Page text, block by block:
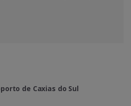
de Caxias do Sul